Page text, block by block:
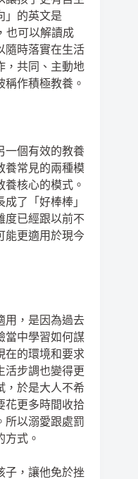
」的英文是
也可以解讀成
隨時落實在生活
，共同、主動地
作積極教養。
一個有效的教養
養常見的兩種模
核心的模式。
了「好棒棒」
度已經跟以前不
能更適用於現今
用，是因為過去
當中學習如何謀
在的環境和要求
活步調也變得更
，於是大人不希
花更多時間收拾
所以溺愛跟處罰
方式。
子，讓他免於挫